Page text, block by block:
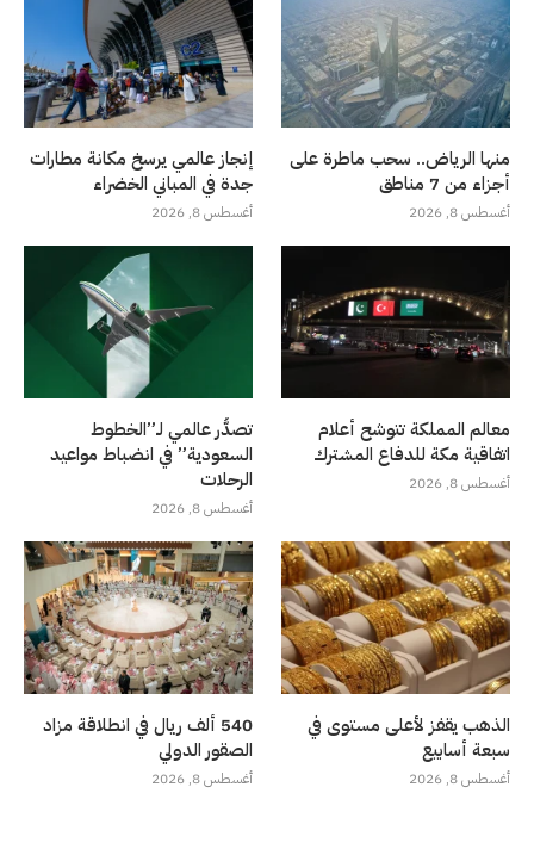
منها الرياض.. سحب ماطرة على
أجزاء من 7 مناطق
أغسطس 8, 2026
إنجاز عالمي يرسخ مكانة مطارات
جدة في المباني الخضراء
أغسطس 8, 2026
معالم المملكة تتوشح أعلام
اتفاقية مكة للدفاع المشترك
أغسطس 8, 2026
تصدُّر عالمي لـ”الخطوط
السعودية” في انضباط مواعيد
الرحلات
أغسطس 8, 2026
الذهب يقفز لأعلى مستوى في
سبعة أسابيع
أغسطس 8, 2026
540 ألف ريال في انطلاقة مزاد
الصقور الدولي
أغسطس 8, 2026